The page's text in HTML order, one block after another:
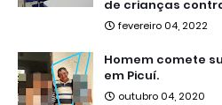
de crianças
fevereiro 04, 2022
Homem comete
em Picuí.
outubro 04, 2020